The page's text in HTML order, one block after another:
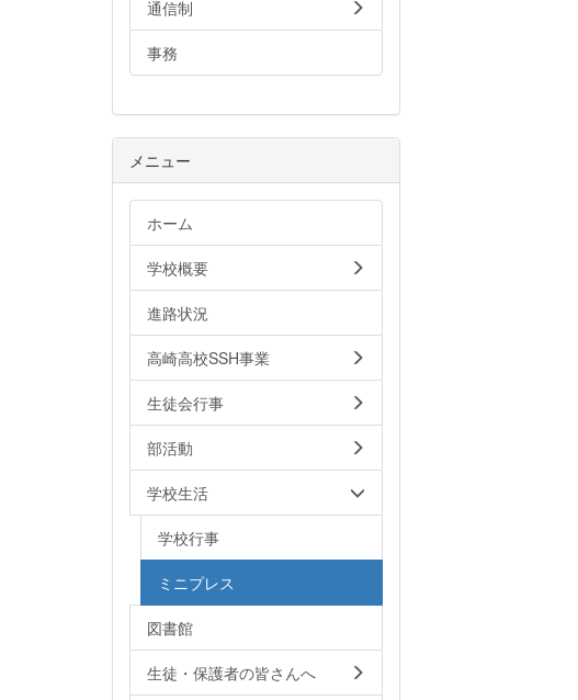
通信制
事務
メニュー
ホーム
学校概要
進路状況
高崎高校SSH事業
生徒会行事
部活動
学校生活
学校行事
ミニプレス
図書館
生徒・保護者の皆さんへ